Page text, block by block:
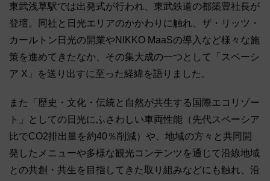
東武浅草駅では出発式が行われ、東武鉄道の都築豊社長が
登壇。同社と日光エリアのかかわりに触れ、ザ・リッツ・
カールトン日光の開業やNIKKO MaaSの導入など様々な施
策を進めてきたなか、その集大成の一つとして「スペーシ
ア X」を送り出すに至った経緯を語りました。
また「歴史・文化・伝統と自然が共生する国際エコリゾー
ト」としての日光にふさわしい車両性能（先代スペーシア
比でCO2排出量を約40％削減）や、地域の方々と共同開
発したメニューや多様な観光コンテンツを通じて沿線地域
との共創・共生を目指してきた取り組みなどにも触れ、沿